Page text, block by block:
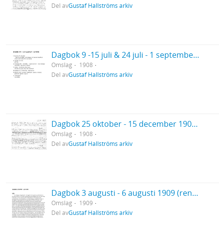
Del avGustaf Hallströms arkiv
Dagbok 9 -15 juli & 24 juli - 1 september 1908 (renskrift)
Omslag
1908
Del avGustaf Hallströms arkiv
Dagbok 25 oktober - 15 december 1908 (handskrift)
Omslag
1908
Del avGustaf Hallströms arkiv
Dagbok 3 augusti - 6 augusti 1909 (renskrift)
Omslag
1909
Del avGustaf Hallströms arkiv